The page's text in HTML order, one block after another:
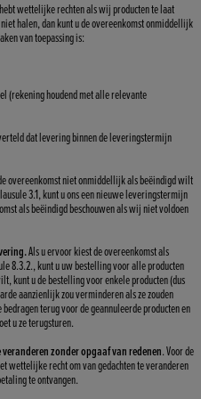
wettelijke rechten als wij producten te laat
halen, dan kunt u de overeenkomst onmiddellijk
van toepassing is:
(rekening houdend met alle relevante
dat levering binnen de leveringstermijn
overeenkomst niet onmiddellijk als beëindigd wilt
3.1, kunt u ons een nieuwe leveringstermijn
als beëindigd beschouwen als wij niet voldoen
Als u ervoor kiest de overeenkomst als
8.3.2., kunt u uw bestelling voor alle producten
kunt u de bestelling voor enkele producten (dus
aanzienlijk zou verminderen als ze zouden
terug voor de geannuleerde producten en
u ze terugsturen.
zonder opgaaf van redenen. Voor de
wettelijke recht om van gedachten te veranderen
te ontvangen.